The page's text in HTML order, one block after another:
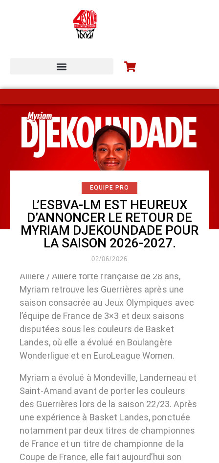
EQUIPE PRO
L’ESBVA-LM EST HEUREUX
D’ANNONCER LE RETOUR DE
MYRIAM DJEKOUNDADE POUR
LA SAISON 2026-2027.
02/06/2026
Ailière / Ailière forte française de 28 ans,
Myriam retrouve les Guerrières après une
saison consacrée au Jeux Olympiques avec
l’équipe de France de 3×3 et deux saisons
disputées sous les couleurs de Basket
Landes, où elle a évolué en Boulangère
Wonderligue et en EuroLeague Women.
Myriam a évolué à Mondeville, Landerneau et
Saint-Amand avant de porter les couleurs
des Guerrières lors de la saison 22/23. Après
une expérience à Basket Landes, ponctuée
notamment par deux titres de championnes
de France et un titre de championne de la
Coupe de France, elle fait aujourd’hui son